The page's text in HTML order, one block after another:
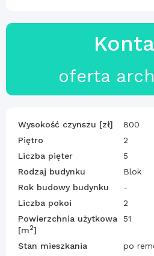
oferta
Wysokość czynszu [zł]
800
Piętro
2
Liczba pięter
5
Rodzaj budynku
Blok
Rok budowy budynku
-
Liczba pokoi
2
Powierzchnia użytkowa
[m2]
51
Stan mieszkania
po